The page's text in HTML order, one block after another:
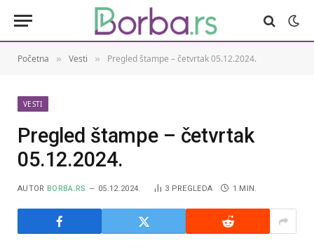
Početna » Vesti » Pregled štampe – četvrtak 05.12.2024.
VESTI
Pregled štampe – četvrtak
05.12.2024.
AUTOR BORBA.RS 05.12.2024. 3 PREGLEDA 1 MIN.